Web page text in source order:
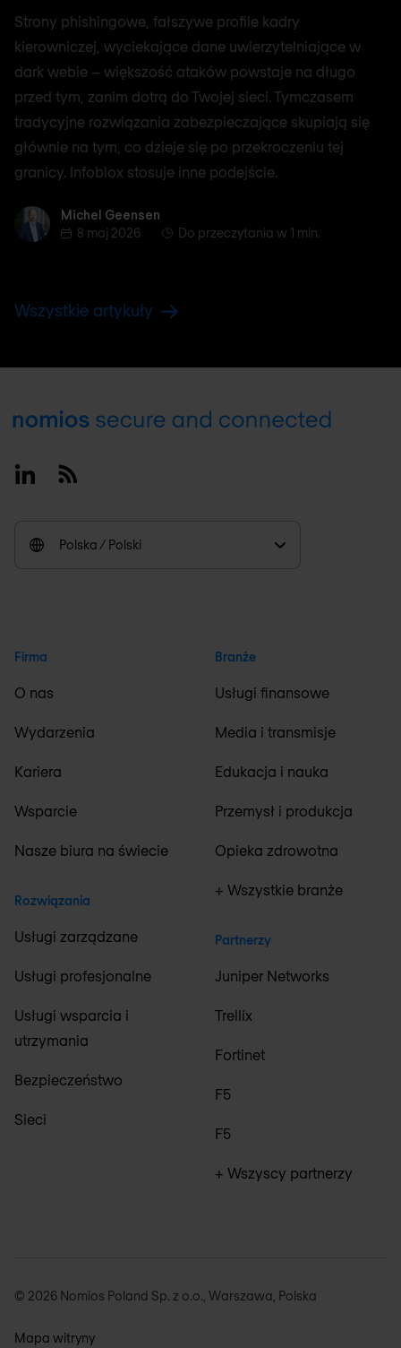
Strony phishingowe, fałszywe profile kadry
kierowniczej, wyciekające dane uwierzytelniające w
dark webie – większość ataków powstaje na długo
przed tym, zanim dotrą do Twojej sieci. Tymczasem
tradycyjne rozwiązania zabezpieczające skupiają się
głównie na tym, co dzieje się po przekroczeniu tej
granicy. Infoblox stosuje inne podejście.
Michel Geensen
Michel Geensen
8 maj 2026
Do przeczytania w 1 min.
Wszystkie artykuły
Footer
LinkedinRSS
Polska / Polski
Firma
O nas
Wydarzenia
Kariera
Wsparcie
Nasze biura na świecie
Rozwiązania
Usługi zarządzane
Usługi profesjonalne
Usługi wsparcia i
utrzymania
Bezpieczeństwo
Sieci
Branże
Usługi finansowe
Media i transmisje
Edukacja i nauka
Przemysł i produkcja
Opieka zdrowotna
+ Wszystkie branże
Partnerzy
Juniper Networks
Trellix
Fortinet
F5
F5
+ Wszyscy partnerzy
© 2026 Nomios Poland Sp. z o.o., Warszawa, Polska
Mapa witryny